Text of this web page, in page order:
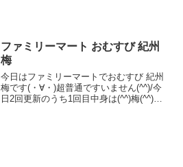
ファミリーマート おむすび 紀州
梅
今日はファミリーマートでおむすび 紀州
梅です(・∀・)超普通ですいません(^^)/今
日2回更新のうち1回目中身は(^^)梅(^^)食